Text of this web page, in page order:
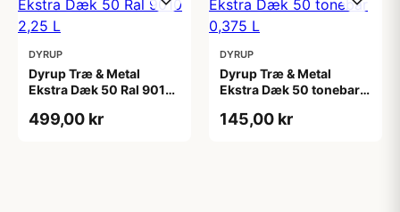
DYRUP
Dyrup Træ & Metal
Ekstra Dæk 50 Ral 9010
499,00 kr
DYRUP
Dyrup Træ & Metal
Ekstra Dæk 50 tonebar
145,00 kr